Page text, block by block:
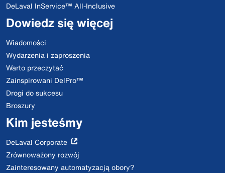
DeLaval InService™ All-Inclusive
Dowiedz się więcej
Wiadomości
Wydarzenia i zaproszenia
Warto przeczytać
Zainspirowani DelPro™
Drogi do sukcesu
Broszury
Kim jesteśmy
DeLaval Corporate
Zrównoważony rozwój
Zainteresowany automatyzacją obory?